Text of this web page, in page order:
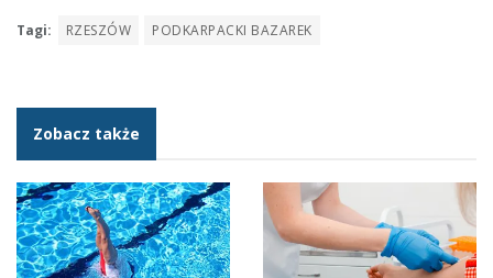
Tagi: RZESZÓW PODKARPACKI BAZAREK
Zobacz także